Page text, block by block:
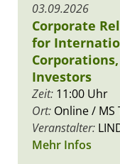
03.09.2026
Corporate
for
Investors
Zeit: 11:00 Uhr
Ort: Online / MS
Veranstalter:
Mehr Infos